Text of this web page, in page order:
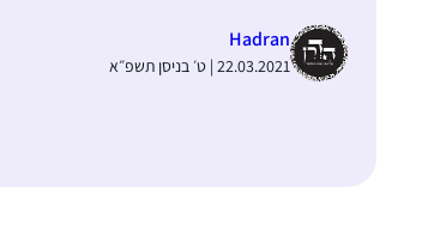
Hadran
22.03.2021 | ט׳ בניסן תשפ״א